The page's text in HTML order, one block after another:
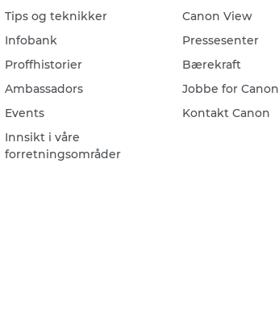
Tips og teknikker
Infobank
Proffhistorier
Ambassadors
Events
Innsikt i våre
forretningsområder
Canon View
Pressesenter
Bærekraft
Jobbe for Canon
Kontakt Canon